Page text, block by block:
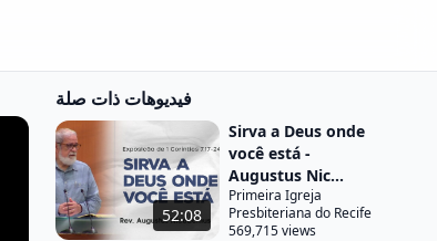
فيديوهات ذات صلة
52:08
Sirva a Deus onde
você está -
Augustus Nic...
Primeira Igreja
Presbiteriana do Recife
569,715 views